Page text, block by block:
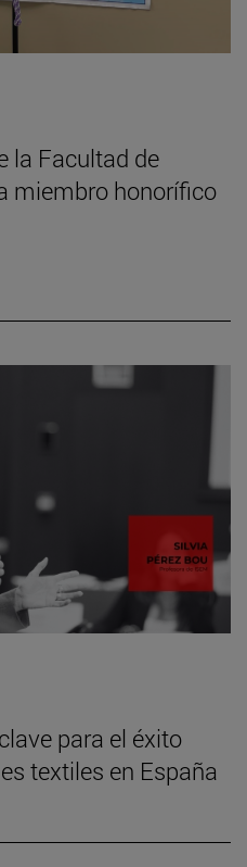
la Facultad de
miembro honorífico
para el éxito
textiles en España